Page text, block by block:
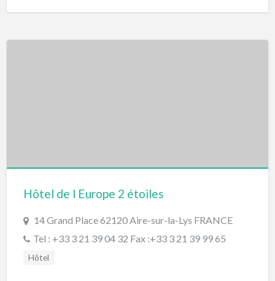
Hôtel de l Europe 2 étoiles
14 Grand Place 62120 Aire-sur-la-Lys FRANCE
Tel : +33 3 21 39 04 32 Fax :+33 3 21 39 99 65
Hôtel